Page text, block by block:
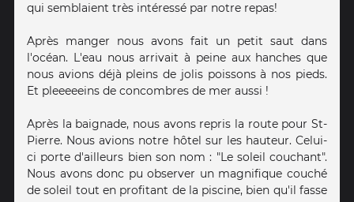
qui semblaient très intéressé par notre repas!
Après manger nous avons fait un petit saut dans
l'océan. L'eau nous arrivait à peine aux hanches que
nous avions déjà pleins de jolis poissons à nos pieds.
Et pleeeeeins de concombres de mer aussi !
Après la baignade, nous avons repris la route pour St-
Pierre. Nous avions notre hôtel sur les hauteur. Celui-
ci porte d'ailleurs bien son nom : "Le soleil couchant".
Nous avons donc pu observer un magnifique couché
de soleil tout en profitant de la piscine, bien qu'il fasse